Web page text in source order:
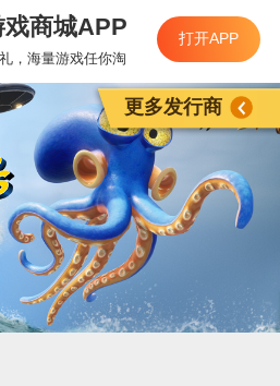
商城APP
，海量游戏任你淘
打开APP
更多发行商